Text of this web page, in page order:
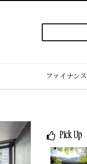
ワ
を
入
ワ
ファイナンス
Pick Up